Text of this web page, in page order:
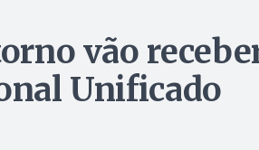
vão
Unificado